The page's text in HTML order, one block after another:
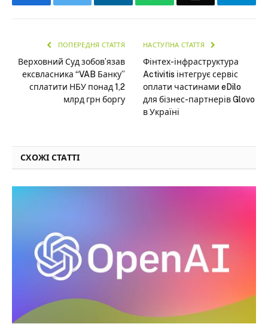
ПОПЕРЕДНЯ СТАТТЯ
Верховний Суд зобов’язав
ексвласника “VAB Банку”
сплатити НБУ понад 1,2
млрд грн боргу
НАСТУПНА СТАТТЯ
Фінтех-інфраструктура
Activitis інтегрує сервіс
оплати частинами eDilo
для бізнес-партнерів Glovo
в Україні
СХОЖІ СТАТТІ